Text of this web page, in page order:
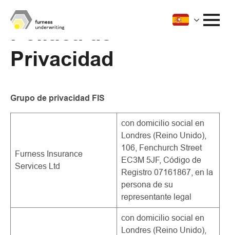
Politica de
Privacidad
Grupo de privacidad FIS
Furness Insurance
Services Ltd
con domicilio social en
Londres (Reino Unido),
106, Fenchurch Street
EC3M 5JF, Código de
Registro 07161867, en la
persona de su
representante legal
con domicilio social en
Londres (Reino Unido),